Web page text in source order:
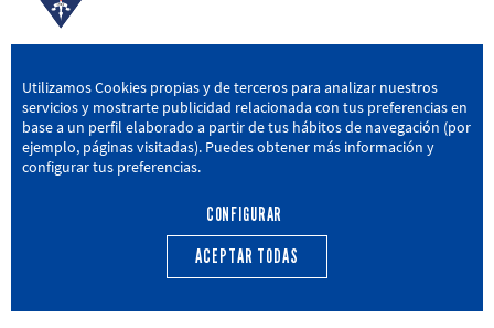
SD AMOREBIETA
San Miguel Kalea, 16, 48340 Amorebieta, Bizkaia
946 604 751 | sda@sdamorebieta.eus
CANTERA ACTUALIDAD
Utilizamos Cookies propias y de terceros para analizar nuestros
servicios y mostrarte publicidad relacionada con tus preferencias en
base a un perfil elaborado a partir de tus hábitos de navegación (por
ejemplo, páginas visitadas). Puedes obtener más información y
configurar tus preferencias.
CONFIGURAR
ACEPTAR TODAS